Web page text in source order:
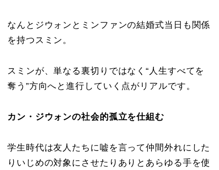
なんとジウォンとミンファンの結婚式当日も関係
を持つスミン。
スミンが、単なる裏切りではなく“人生すべてを
奪う”方向へと進行していく点がリアルです。
カン・ジウォンの社会的孤立を仕組む
学生時代は友人たちに嘘を言って仲間外れにした
りいじめの対象にさせたりありとあらゆる手を使